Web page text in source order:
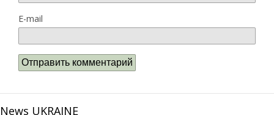
E-mail
News UKRAINE